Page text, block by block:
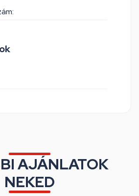
AJÁNLATOK
NEKED